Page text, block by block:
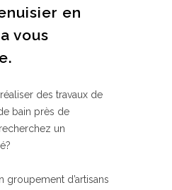
en
vous
des travaux de
bain près de
un
groupement d’artisans